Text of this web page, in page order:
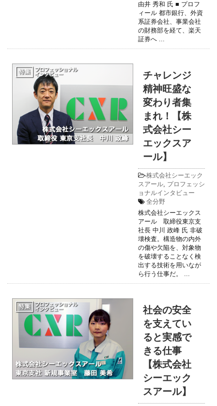
由井 秀和 氏 ■ プロフ
ィール 都市銀行、外資
系証券会社、事業会社
の財務部を経て、楽天
証券へ ...
チャレンジ
精神旺盛な
変わり者集
まれ！【株
式会社シー
エックスア
ール】
-株式会社シーエック
スアール, プロフェッシ
ョナルインタビュー
全分野
株式会社シーエックス
アール 取締役東京支
社長 中川 政峰 氏 非破
壊検査。構造物の内外
の傷や欠陥を、対象物
を破壊することなく検
出する技術を用いなが
ら行う仕事だ。 ...
社会の安全
を支えてい
ると実感で
きる仕事
【株式会社
シーエック
スアール】